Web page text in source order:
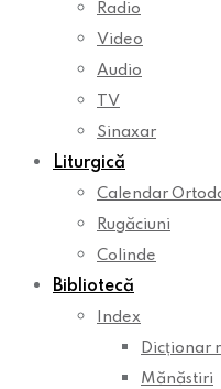
Radio
Video
Audio
TV
Sinaxar
Liturgică
Calendar
Rugăciuni
Colinde
Bibliotecă
Index
Dicționar
Mănăstiri